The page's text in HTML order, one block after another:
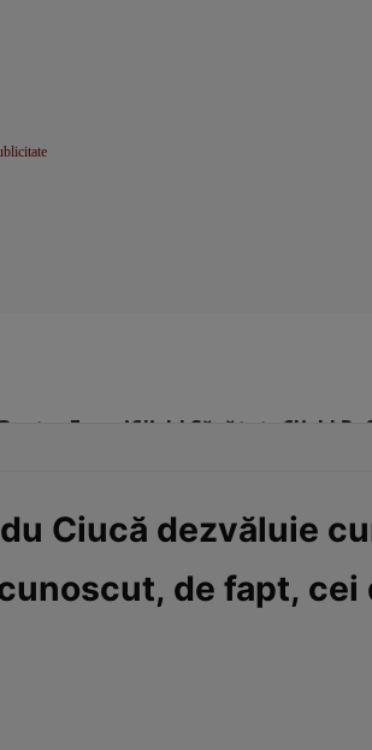
FemeiClick! Sănătate Click!
Ciucă dezvăluie
de fapt, cei